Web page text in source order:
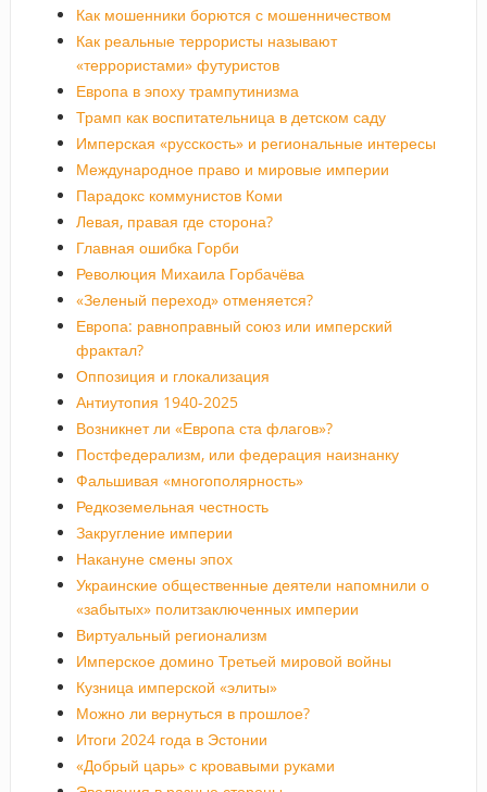
Как мошенники борются с мошенничеством
Как реальные террористы называют
«террористами» футуристов
Европа в эпоху трампутинизма
Трамп как воспитательница в детском саду
Имперская «русскость» и региональные интересы
Международное право и мировые империи
Парадокс коммунистов Коми
Левая, правая где сторона?
Главная ошибка Горби
Революция Михаила Горбачёва
«Зеленый переход» отменяется?
Европа: равноправный союз или имперский
фрактал?
Оппозиция и глокализация
Антиутопия 1940-2025
Возникнет ли «Европа ста флагов»?
Постфедерализм, или федерация наизнанку
Фальшивая «многополярность»
Редкоземельная честность
Закругление империи
Накануне смены эпох
Украинские общественные деятели напомнили о
«забытых» политзаключенных империи
Виртуальный регионализм
Имперское домино Третьей мировой войны
Кузница имперской «элиты»
Можно ли вернуться в прошлое?
Итоги 2024 года в Эстонии
«Добрый царь» с кровавыми руками